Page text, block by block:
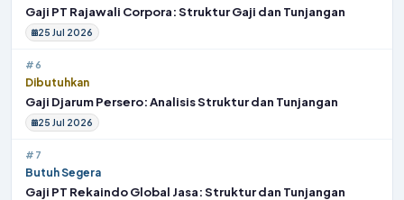
Gaji PT Rajawali Corpora: Struktur Gaji dan Tunjangan
25 Jul 2026
#6
Dibutuhkan
Gaji Djarum Persero: Analisis Struktur dan Tunjangan
25 Jul 2026
#7
Butuh Segera
Gaji PT Rekaindo Global Jasa: Struktur dan Tunjangan